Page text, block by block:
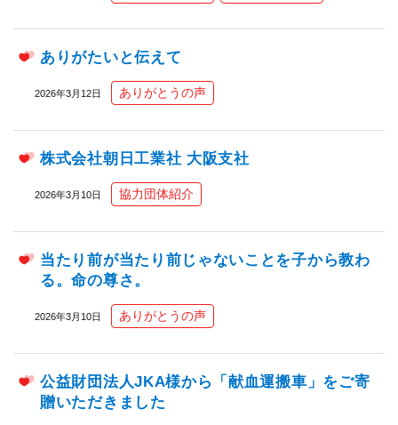
ありがたいと伝えて
2026年3月12日 ありがとうの声
株式会社朝日工業社 大阪支社
2026年3月10日 協力団体紹介
当たり前が当たり前じゃないことを子から教わ
る。命の尊さ。
2026年3月10日 ありがとうの声
公益財団法人JKA様から「献血運搬車」をご寄
贈いただきました